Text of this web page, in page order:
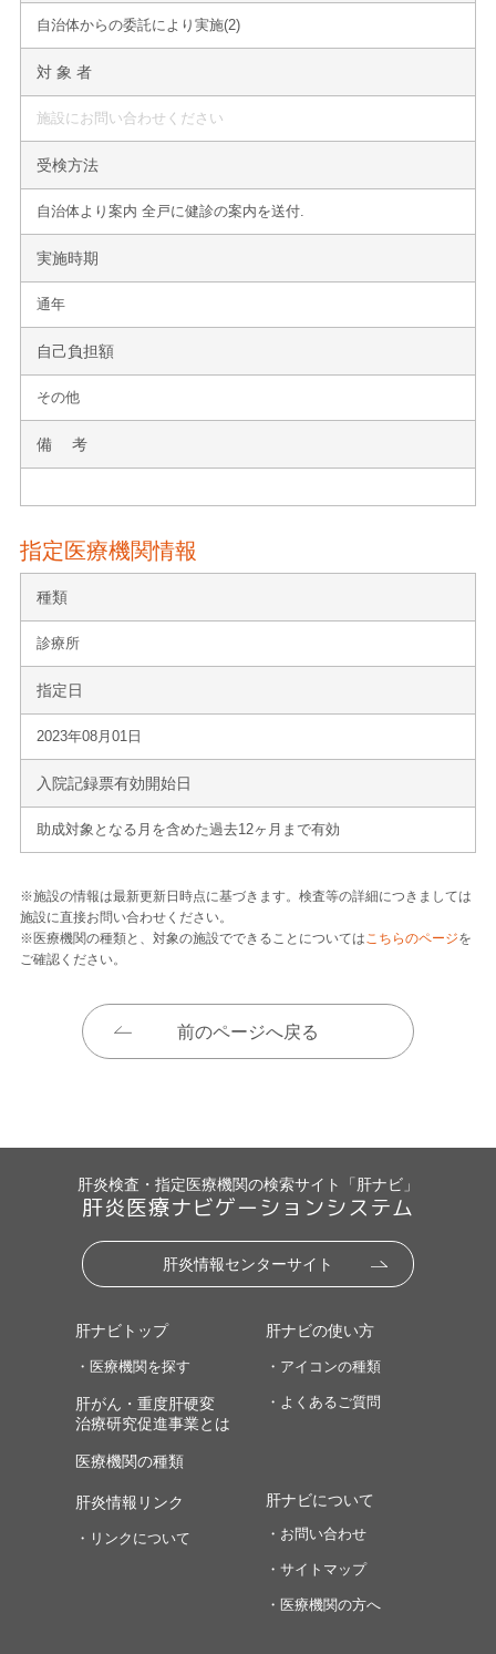
自治体からの委託により実施(2)
対 象 者
施設にお問い合わせください
受検方法
自治体より案内 全戸に健診の案内を送付.
実施時期
通年
自己負担額
その他
備 考
指定医療機関情報
種類
診療所
指定日
2023年08月01日
入院記録票有効開始日
助成対象となる月を含めた過去12ヶ月まで有効
※施設の情報は最新更新日時点に基づきます。検査等の詳細につきましては
施設に直接お問い合わせください。
※医療機関の種類と、対象の施設でできることについてはこちらのページを
ご確認ください。
前のページへ戻る
肝炎検査・指定医療機関の検索サイト「肝ナビ」
肝炎医療ナビゲーションシステム
肝炎情報センターサイト
肝ナビトップ
・医療機関を探す
肝がん・重度肝硬変
治療研究促進事業とは
医療機関の種類
肝ナビの使い方
・アイコンの種類
・よくあるご質問
肝炎情報リンク
・リンクについて
肝ナビについて
・お問い合わせ
・サイトマップ
・医療機関の方へ